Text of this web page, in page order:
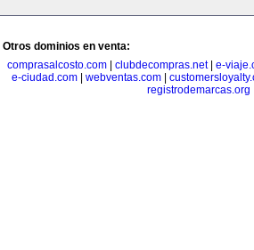
Otros dominios en venta:
comprasalcosto.com
clubdecompras.net| e-
e-ciudad.com| webventas.com|
registrodemarcas.org